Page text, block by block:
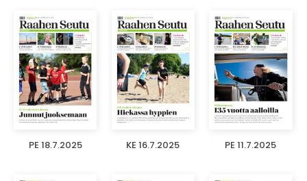
PE 18.7.2025 KE 16.7.2025 PE 11.7.2025